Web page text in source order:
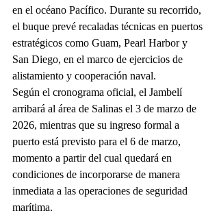
en el océano Pacífico. Durante su recorrido,
el buque prevé recaladas técnicas en puertos
estratégicos como Guam, Pearl Harbor y
San Diego, en el marco de ejercicios de
alistamiento y cooperación naval.
Según el cronograma oficial, el Jambelí
arribará al área de Salinas el 3 de marzo de
2026, mientras que su ingreso formal a
puerto está previsto para el 6 de marzo,
momento a partir del cual quedará en
condiciones de incorporarse de manera
inmediata a las operaciones de seguridad
marítima.